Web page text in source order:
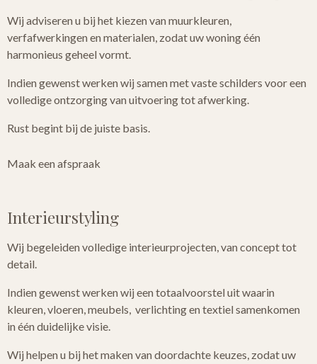
Wij adviseren u bij het kiezen van muurkleuren,
verfafwerkingen en materialen, zodat uw woning één
harmonieus geheel vormt.
Indien gewenst werken wij samen met vaste schilders voor een
volledige ontzorging van uitvoering tot afwerking.
Rust begint bij de juiste basis.
Maak een afspraak
Interieurstyling
Wij begeleiden volledige interieurprojecten, van concept tot
detail.
Indien gewenst werken wij een totaalvoorstel uit waarin
kleuren, vloeren, meubels, verlichting en textiel samenkomen
in één duidelijke visie.
Wij helpen u bij het maken van doordachte keuzes, zodat uw